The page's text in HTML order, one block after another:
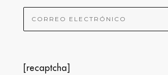
[recaptcha]